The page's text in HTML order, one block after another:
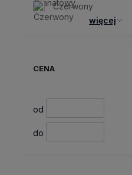
Czerwony
więcej
CENA
od
do